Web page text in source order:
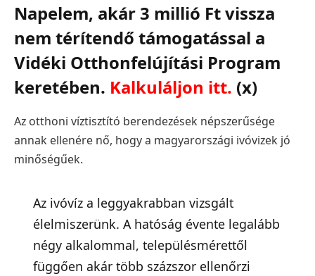
Napelem, akár 3 millió Ft vissza
nem térítendő támogatással a
Vidéki Otthonfelújítási Program
keretében. Kalkuláljon itt. (x)
Az otthoni víztisztító berendezések népszerűsége
annak ellenére nő, hogy a magyarországi ivóvizek jó
minőségűek.
Az ivóvíz a leggyakrabban vizsgált
élelmiszerünk. A hatóság évente legalább
négy alkalommal, településmérettől
függően akár több százszor ellenőrzi